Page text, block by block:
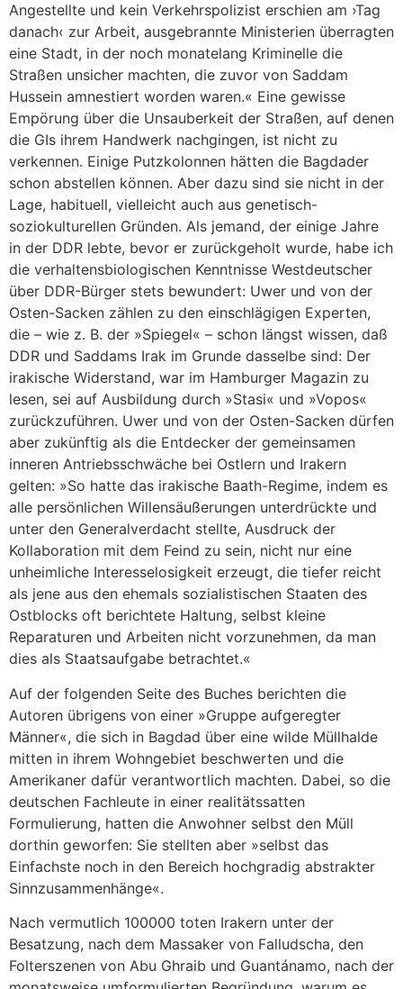
Angestellte und kein Verkehrspolizist erschien am ›Tag
danach‹ zur Arbeit, ausgebrannte Ministerien überragten
eine Stadt, in der noch monatelang Kriminelle die
Straßen unsicher machten, die zuvor von Saddam
Hussein amnestiert worden waren.« Eine gewisse
Empörung über die Unsauberkeit der Straßen, auf denen
die GIs ihrem Handwerk nachgingen, ist nicht zu
verkennen. Einige Putzkolonnen hätten die Bagdader
schon abstellen können. Aber dazu sind sie nicht in der
Lage, habituell, vielleicht auch aus genetisch-
soziokulturellen Gründen. Als jemand, der einige Jahre
in der DDR lebte, bevor er zurückgeholt wurde, habe ich
die verhaltensbiologischen Kenntnisse Westdeutscher
über DDR-Bürger stets bewundert: Uwer und von der
Osten-Sacken zählen zu den einschlägigen Experten,
die – wie z. B. der »Spiegel« – schon längst wissen, daß
DDR und Saddams Irak im Grunde dasselbe sind: Der
irakische Widerstand, war im Hamburger Magazin zu
lesen, sei auf Ausbildung durch »Stasi« und »Vopos«
zurückzuführen. Uwer und von der Osten-Sacken dürfen
aber zukünftig als die Entdecker der gemeinsamen
inneren Antriebsschwäche bei Ostlern und Irakern
gelten: »So hatte das irakische Baath-Regime, indem es
alle persönlichen Willensäußerungen unterdrückte und
unter den Generalverdacht stellte, Ausdruck der
Kollaboration mit dem Feind zu sein, nicht nur eine
unheimliche Interesselosigkeit erzeugt, die tiefer reicht
als jene aus den ehemals sozialistischen Staaten des
Ostblocks oft berichtete Haltung, selbst kleine
Reparaturen und Arbeiten nicht vorzunehmen, da man
dies als Staatsaufgabe betrachtet.«
Auf der folgenden Seite des Buches berichten die
Autoren übrigens von einer »Gruppe aufgeregter
Männer«, die sich in Bagdad über eine wilde Müllhalde
mitten in ihrem Wohngebiet beschwerten und die
Amerikaner dafür verantwortlich machten. Dabei, so die
deutschen Fachleute in einer realitätssatten
Formulierung, hatten die Anwohner selbst den Müll
dorthin geworfen: Sie stellten aber »selbst das
Einfachste noch in den Bereich hochgradig abstrakter
Sinnzusammenhänge«.
Nach vermutlich 100000 toten Irakern unter der
Besatzung, nach dem Massaker von Falludscha, den
Folterszenen von Abu Ghraib und Guantánamo, nach der